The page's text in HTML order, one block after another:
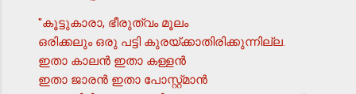
"കൂട്ടുകാരാ, ഭീരുത്വം മൂലം
ഒരിക്കലും ഒരു പട്ടി കുരയ്ക്കാതിരിക്കുന്നില്ല.
ഇതാ കാലന്‍ ഇതാ കള്ളന്‍
ഇതാ ജാരന്‍ ഇതാ പോസ്റ്റ്മാന്‍